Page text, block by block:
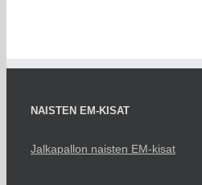
NAISTEN EM-KISAT
Jalkapallon naisten EM-kisat